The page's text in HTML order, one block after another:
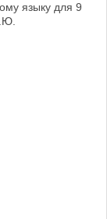
языку для 9